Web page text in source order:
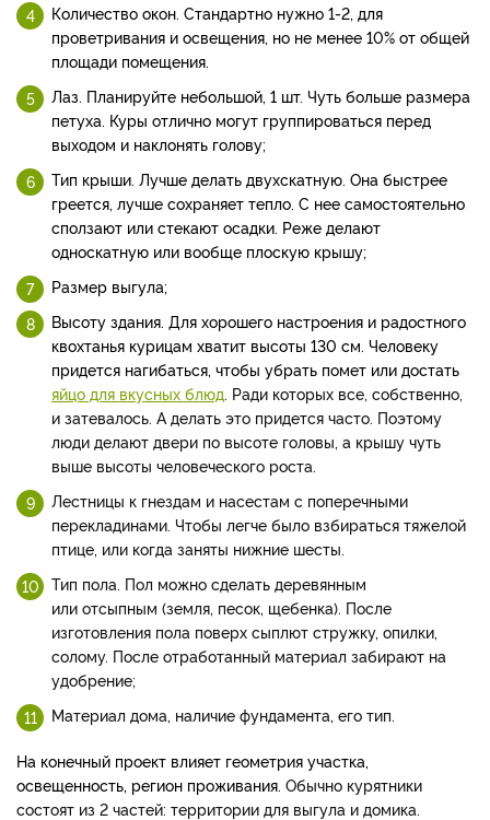
Количество окон. Стандартно нужно 1-2, для
проветривания и освещения, но не менее 10% от общей
площади помещения.
Лаз. Планируйте небольшой, 1 шт. Чуть больше размера
петуха. Куры отлично могут группироваться перед
выходом и наклонять голову;
Тип крыши. Лучше делать двухскатную. Она быстрее
греется, лучше сохраняет тепло. С нее самостоятельно
сползают или стекают осадки. Реже делают
односкатную или вообще плоскую крышу;
Размер выгула;
Высоту здания. Для хорошего настроения и радостного
квохтанья курицам хватит высоты 130 см. Человеку
придется нагибаться, чтобы убрать помет или достать
яйцо для вкусных блюд Ради которых все, собственно,
и затевалось. А делать это придется часто. Поэтому
люди делают двери по высоте головы, а крышу чуть
выше высоты человеческого роста.
Лестницы к гнездам и насестам с поперечными
перекладинами. Чтобы легче было взбираться тяжелой
птице, или когда заняты нижние шесты.
Тип пола. Пол можно сделать деревянным
или отсыпным (земля, песок, щебенка). После
изготовления пола поверх сыплют стружку, опилки,
солому. После отработанный материал забирают на
удобрение;
Материал дома, наличие фундамента, его тип.
На конечный проект влияет геометрия участка,
освещенность, регион проживания. Обычно курятники
состоят из 2 частей: территории для выгула и домика.